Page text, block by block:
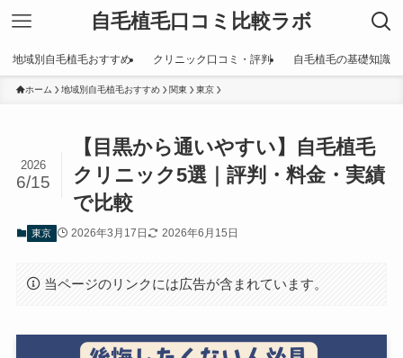
自毛植毛口コミ比較ラボ
地域別自毛植毛おすすめ クリニック口コミ・評判 自毛植毛の基礎知識
ホーム 地域別自毛植毛おすすめ 関東 東京
【目黒から通いやすい】自毛植毛
クリニック5選｜評判・料金・実績
で比較
2026
6/15
東京 2026年3月17日 2026年6月15日
当ページのリンクには広告が含まれています。